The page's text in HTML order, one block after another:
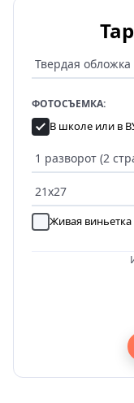
ФОТОСЪЕМКА:
В школе или в
Живая виньетка